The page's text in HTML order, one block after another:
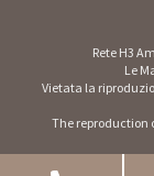
Rete H3
Le
Vietata la
The reproduction